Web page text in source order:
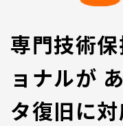
専門技術
ョナルが
タ復旧に対